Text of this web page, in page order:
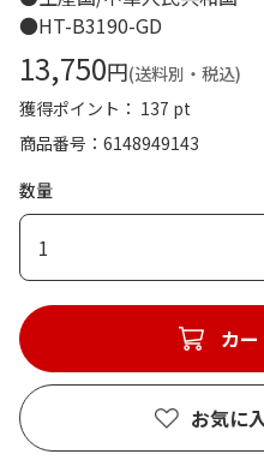
●HT-B3190-GD
13,750円(送料別・税込)
獲得ポイント： 137 pt
商品番号
6148949143
数量
1
カ
お気に